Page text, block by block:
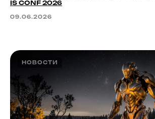
IS CONF 2026
09.06.2026
НОВОСТИ